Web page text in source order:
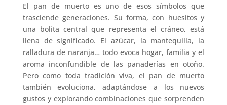
El pan de muerto es uno de esos símbolos que
trasciende generaciones. Su forma, con huesitos y
una bolita central que representa el cráneo, está
llena de significado. El azúcar, la mantequilla, la
ralladura de naranja… todo evoca hogar, familia y el
aroma inconfundible de las panaderías en otoño.
Pero como toda tradición viva, el pan de muerto
también evoluciona, adaptándose a los nuevos
gustos y explorando combinaciones que sorprenden